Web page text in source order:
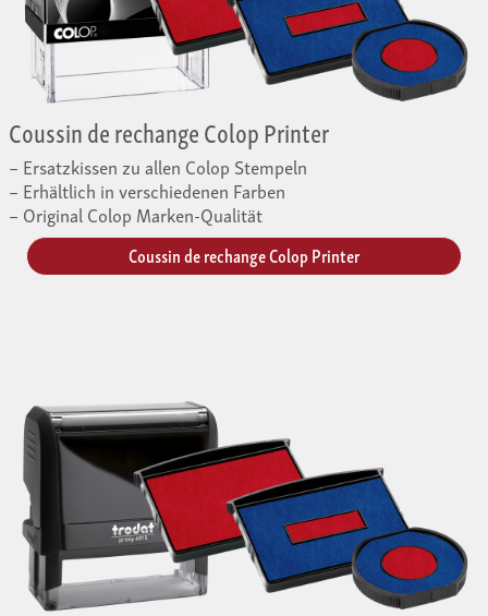
Coussin de rechange Colop Printer
Ersatzkissen zu allen Colop Stempeln
Erhältlich in verschiedenen Farben
Original Colop Marken-Qualität
Coussin de rechange Colop Printer